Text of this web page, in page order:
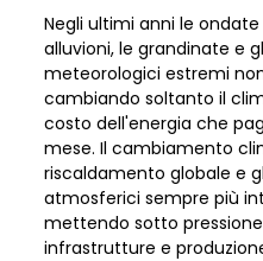
Negli ultimi anni le ondate
alluvioni, le grandinate e
meteorologici estremi
cambiando soltanto il
costo dell'energia che
mese. Il cambiamento
riscaldamento globale e
atmosferici sempre più
mettendo sotto
infrastrutture e